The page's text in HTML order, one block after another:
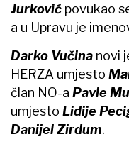
Jurković povukao
a u Upravu je
Darko Vučina novi
HERZA umjesto
član NO-a Pavle
umjesto Lidije
Danijel Zirdum.